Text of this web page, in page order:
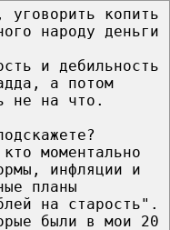
уговорить копить
народу деньги
и дебильность
а потом
не на что.
моментально
инфляции и
планы
на старость".
были в мои 20